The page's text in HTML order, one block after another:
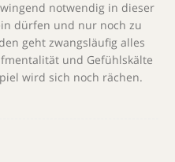
notwendig in dieser
dürfen und nur noch zu
geht zwangsläufig alles
und Gefühlskälte
wird sich noch rächen.